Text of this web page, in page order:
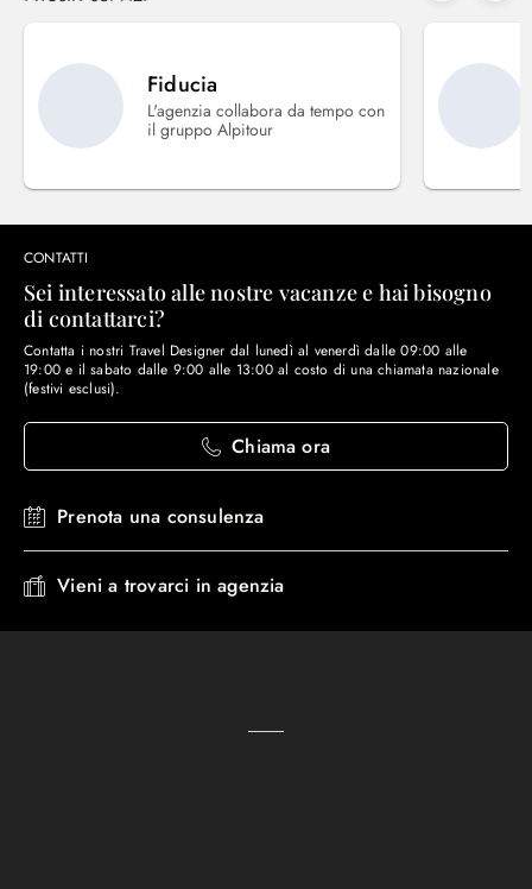
Fiducia
L'agenzia collabora da tempo con
il gruppo Alpitour
CONTATTI
Sei interessato alle nostre vacanze e hai bisogno
di contattarci?
Contatta i nostri Travel Designer dal lunedì al venerdì dalle 09:00 alle
19:00 e il sabato dalle 9:00 alle 13:00 al costo di una chiamata nazionale
(festivi esclusi).
Chiama ora
Prenota una consulenza
Vieni a trovarci in agenzia